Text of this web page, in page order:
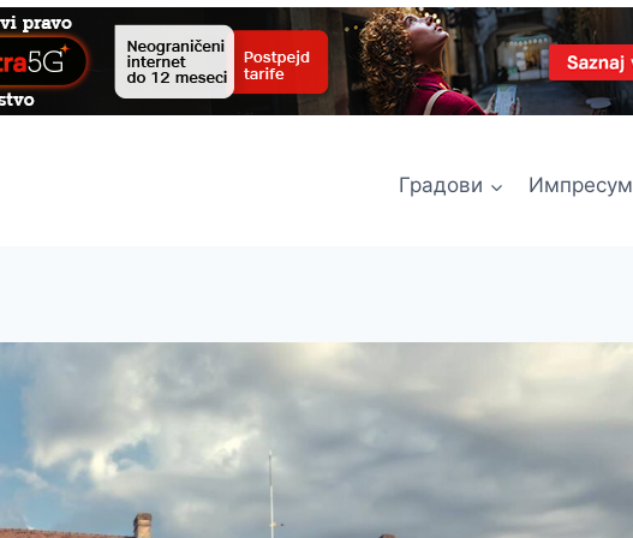
Градови Импресум